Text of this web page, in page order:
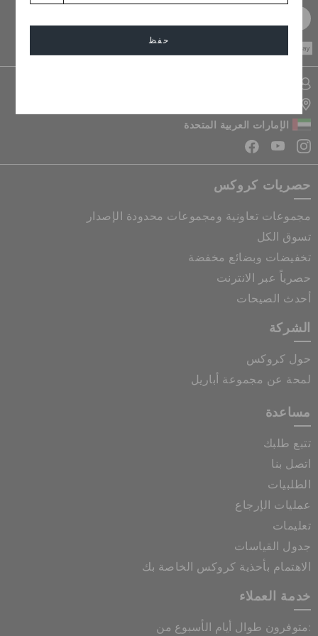
حفظ
الإمارات العربية المتحدة
حصريات كروكس
مجموعات تعاونية ومجموعات محدودة الإصدار
تسوق الكل
تخفيضات وبضائع مخفضة
حصرياً عبر الانترنت
أحدث الصيحات
الشركة
حول كروكس
لمحة عن مجموعة أباريل
مساعدة
تتبع طلبك
اتصل بنا
الطلبيات
عمليات الإرجاع
تعليمات
جدول القياسات
الاهتمام بأحذية كروكس الخاصة بك
خدمة العملاء
متوفرون طوال أيام الأسبوع من: